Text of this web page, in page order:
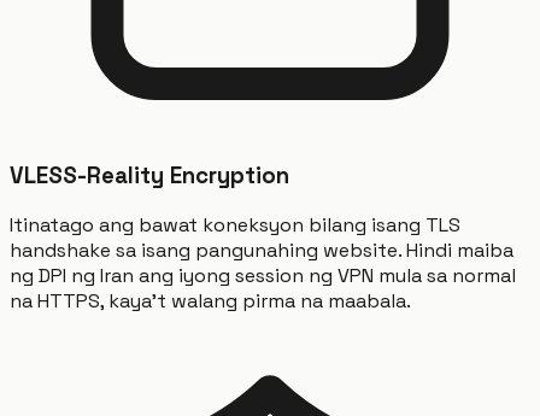
VLESS-Reality Encryption
Itinatago ang bawat koneksyon bilang isang TLS
handshake sa isang pangunahing website. Hindi maiba
ng DPI ng Iran ang iyong session ng VPN mula sa normal
na HTTPS, kaya't walang pirma na maabala.